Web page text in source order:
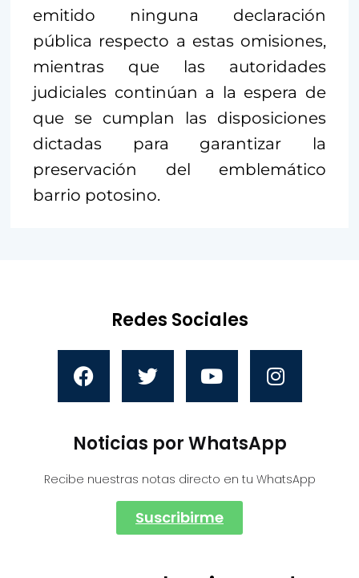
emitido ninguna declaración
pública respecto a estas omisiones,
mientras que las autoridades
judiciales continúan a la espera de
que se cumplan las disposiciones
dictadas para garantizar la
preservación del emblemático
barrio potosino.
Redes Sociales
Noticias por WhatsApp
Recibe nuestras notas directo en tu WhatsApp
Suscribirme